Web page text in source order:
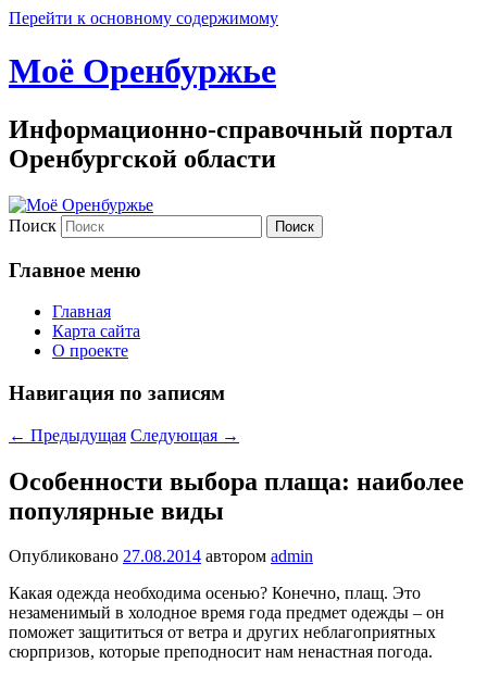
Перейти к основному содержимому
Моё Оренбуржье
Информационно-справочный портал
Оренбургской области
Поиск
Главное меню
Главная
Карта сайта
О проекте
Навигация по записям
← Предыдущая Следующая →
Особенности выбора плаща: наиболее
популярные виды
Опубликовано 27.08.2014 автором admin
Какая одежда необходима осенью? Конечно, плащ. Это
незаменимый в холодное время года предмет одежды – он
поможет защититься от ветра и других неблагоприятных
сюрпризов, которые преподносит нам ненастная погода.